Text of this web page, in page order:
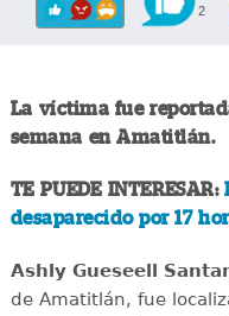
2
La víctima fue
semana en Amatitlán.
TE PUEDE INTERESAR:
desaparecido por 17
Ashly Gueseell
de Amatitlán, fue